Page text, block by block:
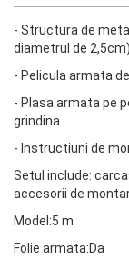
- Structura de
diametrul de 2,5cm).
- Pelicula armata
- Plasa armata pe
grindina
- Instructiuni de
Setul include:
accesorii de
Model:5 m
Folie armata:Da